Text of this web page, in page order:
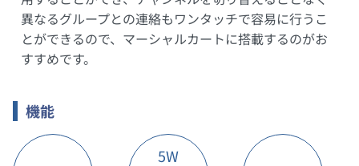
異なるグループとの連絡もワンタッチで容易に行うこ
とができるので、マーシャルカートに搭載するのがお
すすめです。
機能
5W